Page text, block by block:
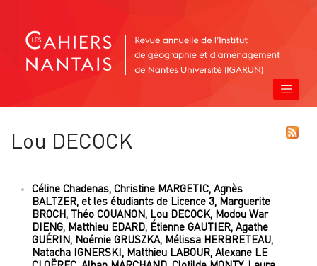
Lou DECOCK
Céline Chadenas Christine MARGETIC Agnès
BALTZER et les étudiants de Licence 3 Marguerite
BROCH Théo COUANON Lou DECOCK Modou War
DIENG Matthieu EDARD Étienne GAUTIER Agathe
GUÉRIN Noémie GRUSZKA Mélissa HERBRETEAU
Natacha IGNERSKI Matthieu LABOUR Alexane LE